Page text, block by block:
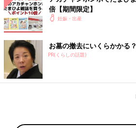
倍【期間限定】
妊娠・出産
お墓の撤去にいくらかかる
PR(くらしの話題)